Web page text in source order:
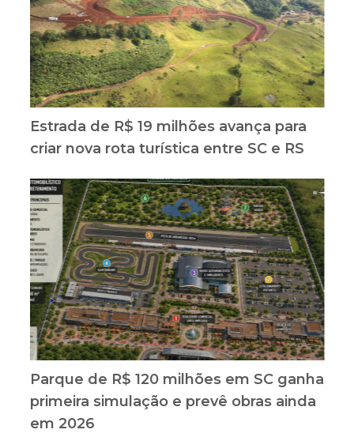
Estrada de R$ 19 milhões avança para
criar nova rota turística entre SC e RS
Parque de R$ 120 milhões em SC ganha
primeira simulação e prevê obras ainda
em 2026